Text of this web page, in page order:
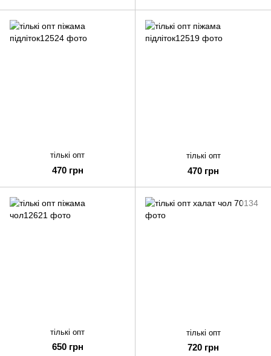
тількі опт
470 грн
тількі опт
470 грн
тількі опт
650 грн
тількі опт
720 грн